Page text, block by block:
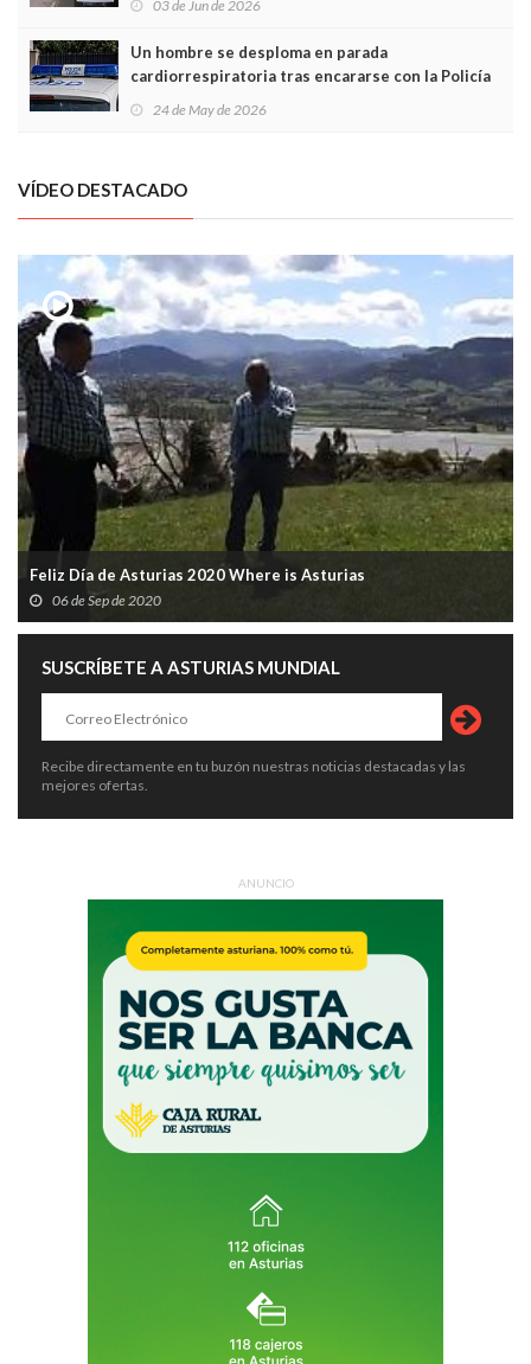
03 de Jun de 2026
Un hombre se desploma en parada
cardiorrespiratoria tras encararse con la Policía
Local en Luanco
24 de May de 2026
VÍDEO DESTACADO
Feliz Día de Asturias 2020 Where is Asturias
06 de Sep de 2020
SUSCRÍBETE A ASTURIAS MUNDIAL
Recibe directamente en tu buzón nuestras noticias destacadas y las
mejores ofertas.
ANUNCIO